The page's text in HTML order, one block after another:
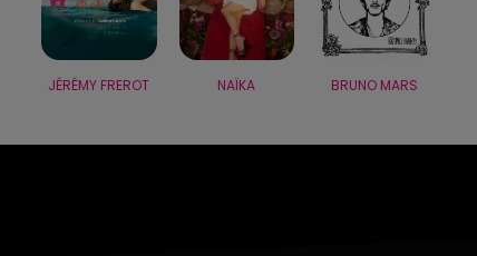
JÉRÉMY FREROT NAÏKA BRUNO MARS